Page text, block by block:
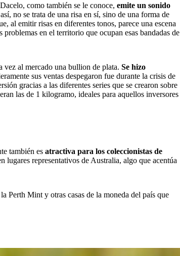
como también se le conoce, emite un sonido
no se trata de una risa en sí, sino de una forma de
al emitir risas en diferentes tonos, parece una escena
en el territorio que ocupan esas bandadas de
al mercado una bullion de plata. Se hizo
sus ventas despegaron fue durante la crisis de
gracias a las diferentes series que se crearon sobre
las de 1 kilogramo, ideales para aquellos inversores
también es atractiva para los coleccionistas de
lugares representativos de Australia, algo que acentúa
Perth Mint y otras casas de la moneda del país que